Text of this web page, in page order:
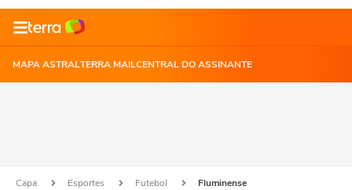
MAPA ASTRALTERRA MAILCENTRAL DO ASSINANTE
Capa Esportes Futebol Fluminense